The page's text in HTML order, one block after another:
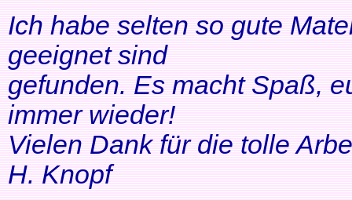
Ich habe selten so gute
geeignet sind
gefunden. Es macht Spaß,
immer wieder!
Vielen Dank für die tolle
H. Knopf